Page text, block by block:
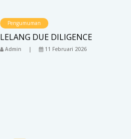
Pengumuman
LELANG DUE DILIGENCE
Admin 11 Februari 2026